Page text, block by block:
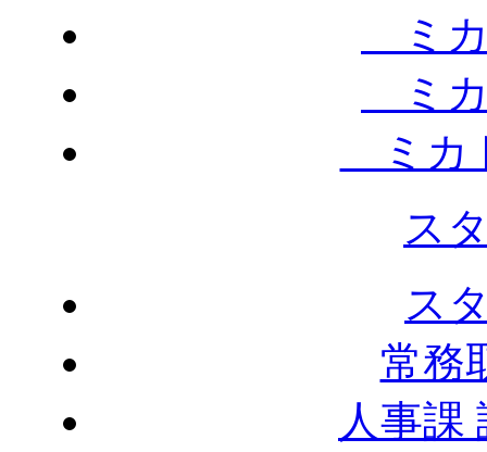
ミカ
ミカ
ミカ
ス
ス
常務
人事課